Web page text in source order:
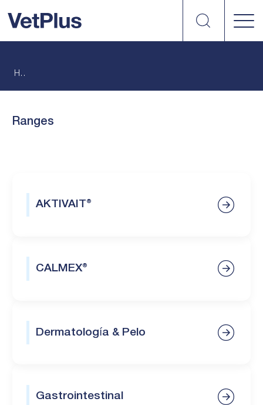
Search
Home
Ranges
AKTIVAIT®
CALMEX®
Dermatología & Pelo
Gastrointestinal